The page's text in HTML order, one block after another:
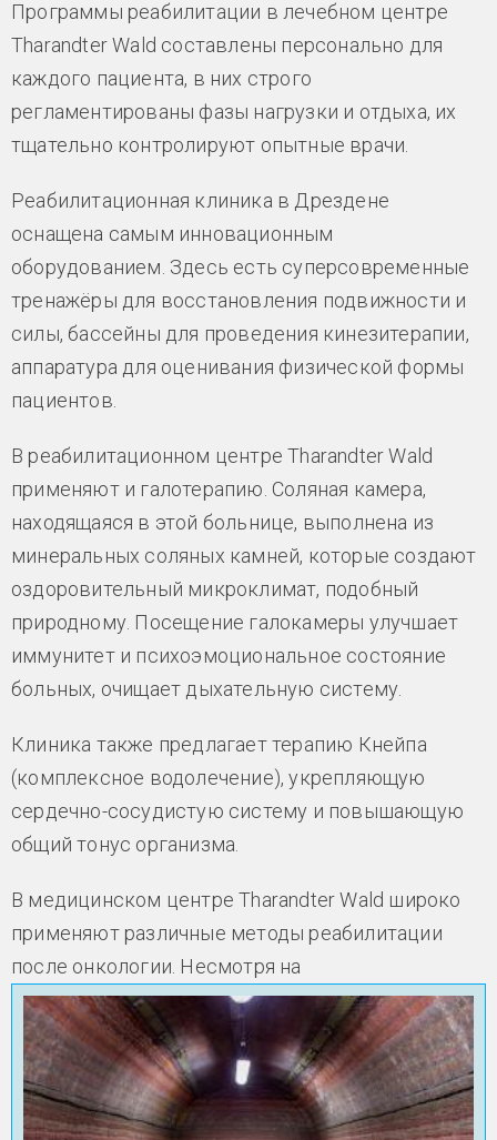
Программы реабилитации в лечебном центре
Tharandter Wald составлены персонально для
каждого пациента, в них строго
регламентированы фазы нагрузки и отдыха, их
тщательно контролируют опытные врачи.
Реабилитационная клиника в Дрездене
оснащена самым инновационным
оборудованием. Здесь есть суперсовременные
тренажёры для восстановления подвижности и
силы, бассейны для проведения кинезитерапии,
аппаратура для оценивания физической формы
пациентов.
В реабилитационном центре Tharandter Wald
применяют и галотерапию. Соляная камера,
находящаяся в этой больнице, выполнена из
минеральных соляных камней, которые создают
оздоровительный микроклимат, подобный
природному. Посещение галокамеры улучшает
иммунитет и психоэмоциональное состояние
больных, очищает дыхательную систему.
Клиника также предлагает терапию Кнейпа
(комплексное водолечение), укрепляющую
сердечно-сосудистую систему и повышающую
общий тонус организма.
В медицинском центре Tharandter Wald широко
применяют различные методы реабилитации
после онкологии. Несмотря на